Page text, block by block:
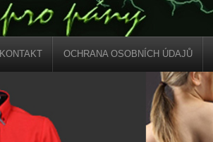
KONTAKT OCHRANA OSOBNÍCH ÚDAJŮ